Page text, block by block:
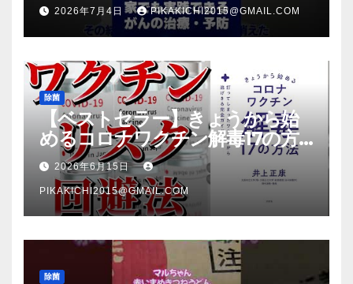
2026年7月4日 PIKAKICHI2015@GMAIL.COM
除菌
【ベストセラー】きょうから始
めるコロナワクチン解毒17の方
法【本要約】
2026年6月15日
PIKAKICHI2015@GMAIL.COM
除菌